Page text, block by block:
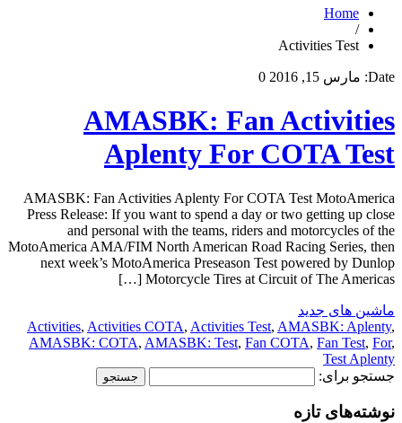
Home
/
Activities Test
Date: مارس 15, 2016 0
AMASBK: Fan Activities
Aplenty For COTA Test
AMASBK: Fan Activities Aplenty For COTA Test MotoAmerica
Press Release: If you want to spend a day or two getting up close
and personal with the teams, riders and motorcycles of the
MotoAmerica AMA/FIM North American Road Racing Series, then
next week’s MotoAmerica Preseason Test powered by Dunlop
Motorcycle Tires at Circuit of The Americas […]
ماشین های جدید
Activities, Activities COTA, Activities Test, AMASBK: Aplenty,
AMASBK: COTA, AMASBK: Test, Fan COTA, Fan Test, For,
Test Aplenty
جستجو برای:
نوشته‌های تازه